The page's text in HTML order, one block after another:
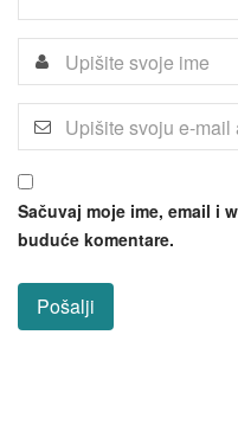
Sačuvaj moje ime, email i
buduće komentare.